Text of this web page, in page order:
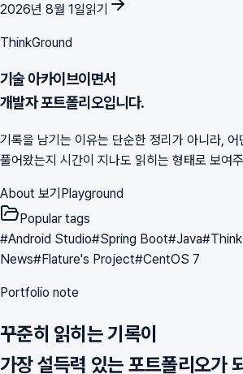
2026년 8월 1일읽기
ThinkGround
기술 아카이브이면서
개발자 포트폴리오입니다.
기록을 남기는 이유는 단순한 정리가 아니라, 어
풀어왔는지 시간이 지나도 읽히는 형태로 보여
About 보기Playground
Popular tags
#Android Studio#Spring Boot#Java#
News#Flature's Project#CentOS 7
Portfolio note
꾸준히 읽히는 기록이
가장 설득력 있는 포트폴리오가